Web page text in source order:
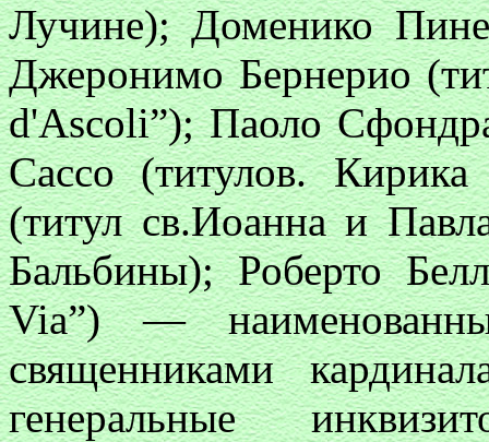
Лучине); Доменико
Джеронимо Бернерио
d'Ascoli”); Паоло
Cacсo (титулов.
(титул св.Иоанна и
Бальбины); Роберто
Via”) —
священниками
генеральные